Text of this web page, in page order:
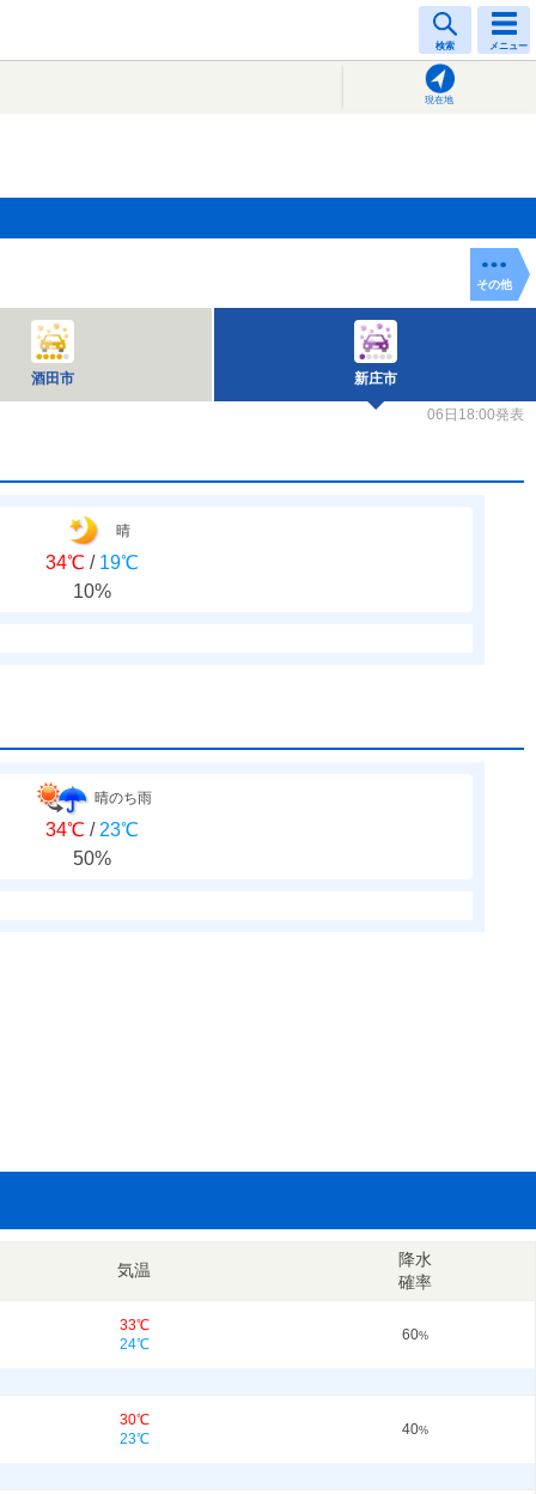
検索 メニュー
現在地
酒田市 新庄市
その他
06日18:00発表
晴
34℃ / 19℃
10%
晴のち雨
34℃ / 23℃
50%
気温
降水
確率
33℃
24℃
60%
30℃
23℃
40%